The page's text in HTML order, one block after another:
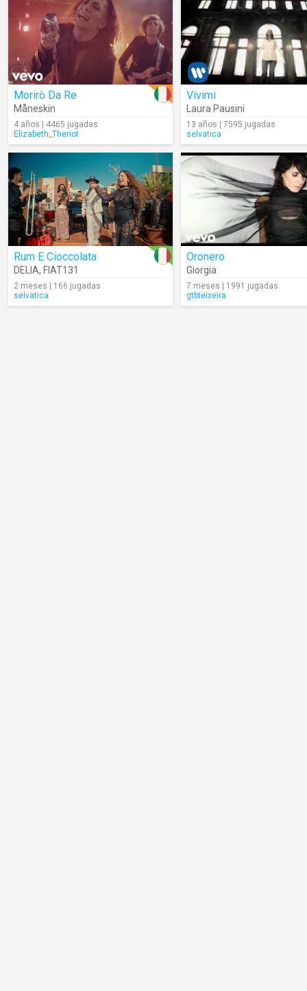
Morirò Da Re
Måneskin
4 años | 4465 jugadas
Elizabeth_Theriot
Vivimi
Laura Pausini
13 años | 7595 jugadas
selvatica
Rum E Cioccolata
DELIA, FIAT131
2 meses | 166 jugadas
selvatica
Oronero
Giorgia
7 meses | 1991 jugadas
gtbteixeira